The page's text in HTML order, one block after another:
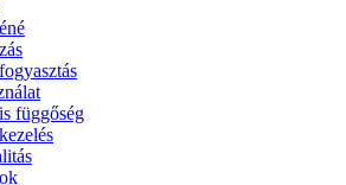
függőség